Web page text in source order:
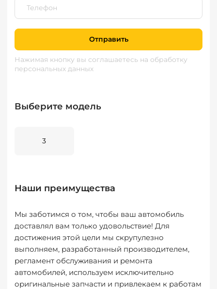
Отправить
Нажимая кнопку вы соглашаетесь на обработку
персональных данных
Выберите модель
3
Наши преимущества
Мы заботимся о том, чтобы ваш автомобиль
доставлял вам только удовольствие! Для
достижения этой цели мы скрупулезно
выполняем, разработанный производителем,
регламент обслуживания и ремонта
автомобилей, используем исключительно
оригинальные запчасти и привлекаем к работам